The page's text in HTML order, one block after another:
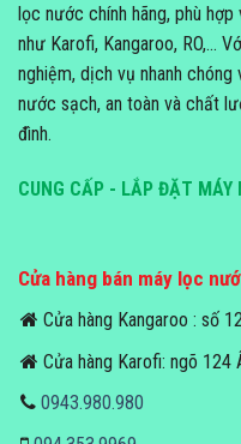
lọc nước chính hãng, phù
như Karofi, Kangaroo, RO,...
nghiệm, dịch vụ nhanh
nước sạch, an toàn và chất
đình.
CUNG CẤP - LẮP ĐẶT MÁY
Cửa hàng bán máy lọc
Cửa hàng Kangaroo : số
Cửa hàng Karofi: ngõ 124
0943.980.980